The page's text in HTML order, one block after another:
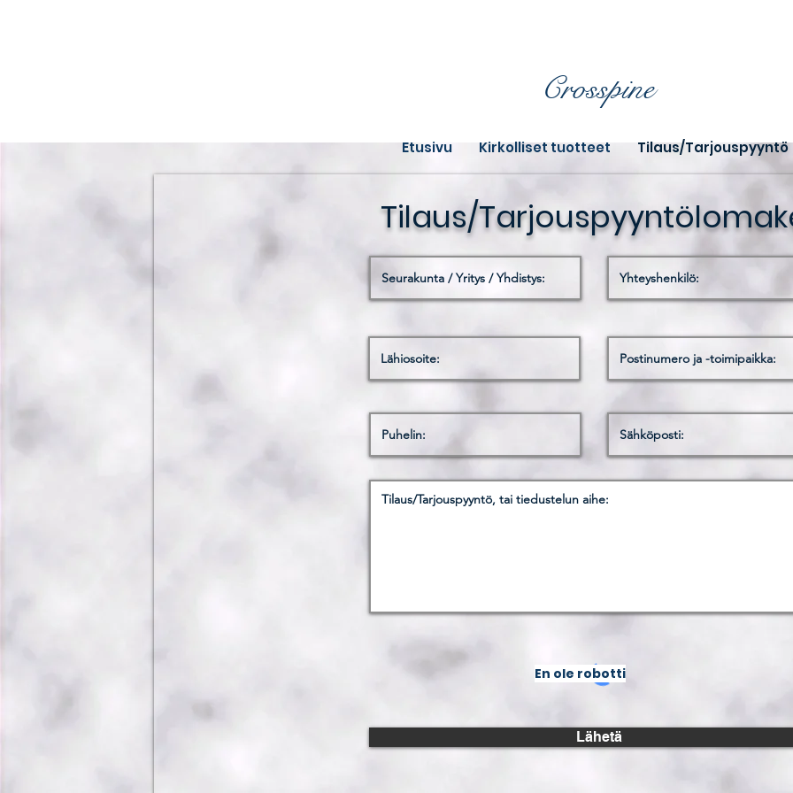
Crosspine
Etusivu Kirkolliset tuotteet Tilaus/Tarjouspyyntö
Tilaus/
En ole robotti
Lähetä